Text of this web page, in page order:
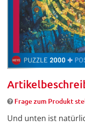
Frage zum Produkt
Und unten ist